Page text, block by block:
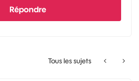
Répondre
Tous les sujets